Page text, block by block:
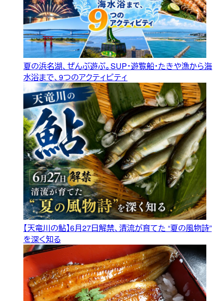
夏の浜名湖、ぜんぶ遊ぶ。SUP・遊覧船・たきや漁から海
水浴まで、9つのアクティビティ
【天竜川の鮎】6月27日解禁、清流が育てた “夏の風物詩”
を深く知る